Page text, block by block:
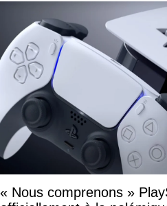
« Nous comprenons »